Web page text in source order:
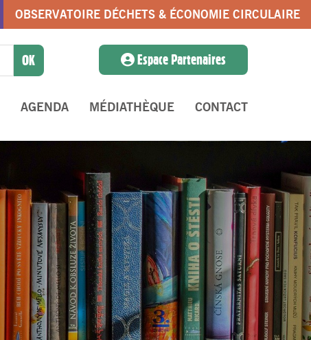
OBSERVATOIRE DÉCHETS & ÉCONOMIE CIRCULAIRE
Espace Partenaires
AGENDA MÉDIATHÈQUE CONTACT